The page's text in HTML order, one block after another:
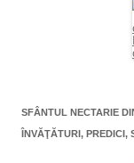
SFÂNTUL NECTARIE
ÎNVĂŢĂTURI, PREDICI,